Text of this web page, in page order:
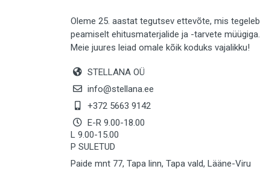
KIVID (31)
KATTED (132)
MAALRITARBED (1024)
SOOJUSTUS (16)
KEEMIA (220)
TÖÖRIIDED (117)
SAUN (8)
Oleme 25. aastat tegutsev ettevõte, mis tegeleb
peamiselt ehitusmaterjalide ja -tarvete müügiga.
Meie juures leiad omale kõik koduks vajalikku!
STELLANA OÜ
info@stellana.ee
+372 5663 9142
E-R 9.00-18.00
L 9.00-15.00
P SULETUD
Paide mnt 77, Tapa linn, Tapa vald, Lääne-Viru